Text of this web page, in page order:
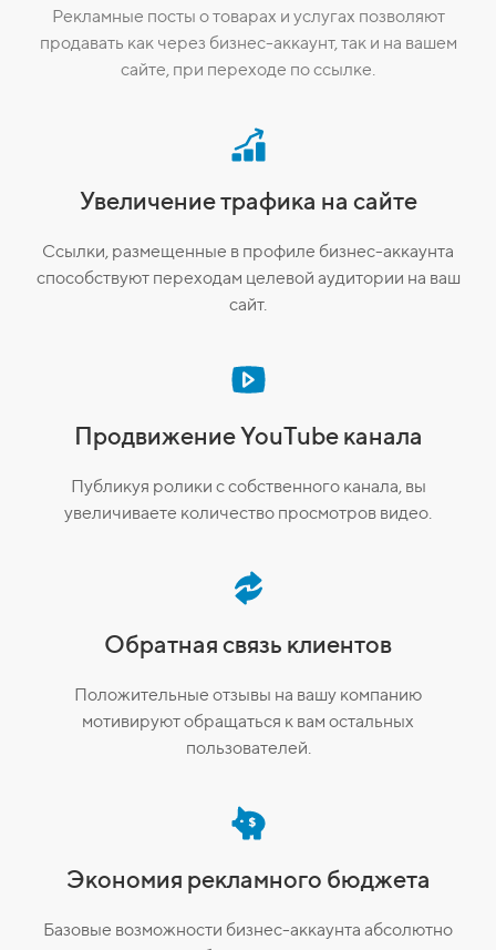
Рекламные посты о товарах и услугах позволяют
продавать как через бизнес-аккаунт, так и на вашем
сайте, при переходе по ссылке.
Увеличение трафика на сайте
Ссылки, размещенные в профиле бизнес-аккаунта
способствуют переходам целевой аудитории на ваш
сайт.
Продвижение YouTube канала
Публикуя ролики с собственного канала, вы
увеличиваете количество просмотров видео.
Обратная связь клиентов
Положительные отзывы на вашу компанию
мотивируют обращаться к вам остальных
пользователей.
Экономия рекламного бюджета
Базовые возможности бизнес-аккаунта абсолютно